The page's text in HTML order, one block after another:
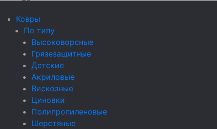
Ковры
По типу
Высоковорсные
Грязезащитные
Детские
Акриловые
Вискозные
Циновки
Полипропиленовые
Шерстяные